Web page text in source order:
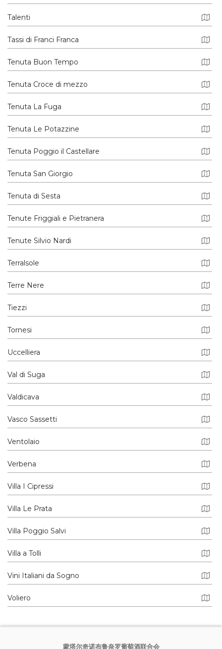
Talenti
Tassi di Franci Franca
Tenuta Buon Tempo
Tenuta Croce di mezzo
Tenuta La Fuga
Tenuta Le Potazzine
Tenuta Poggio il Castellare
Tenuta San Giorgio
Tenuta di Sesta
Tenute Friggiali e Pietranera
Tenute Silvio Nardi
Terralsole
Terre Nere
Tiezzi
Tornesi
Uccelliera
Val di Suga
Valdicava
Vasco Sassetti
Ventolaio
Verbena
Villa I Cipressi
Villa Le Prata
Villa Poggio Salvi
Villa a Tolli
Vini Italiani da Sogno
Voliero
蒙塔尔奇诺布鲁奈罗葡萄酒联合会